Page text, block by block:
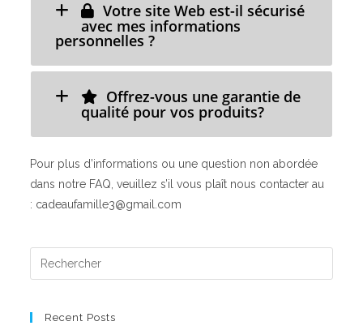
Votre site Web est-il sécurisé
avec mes informations
personnelles ?
Offrez-vous une garantie de
qualité pour vos produits?
Pour plus d’informations ou une question non abordée
dans notre FAQ, veuillez s’il vous plaît nous contacter au
: cadeaufamille3@gmail.com
Recent Posts